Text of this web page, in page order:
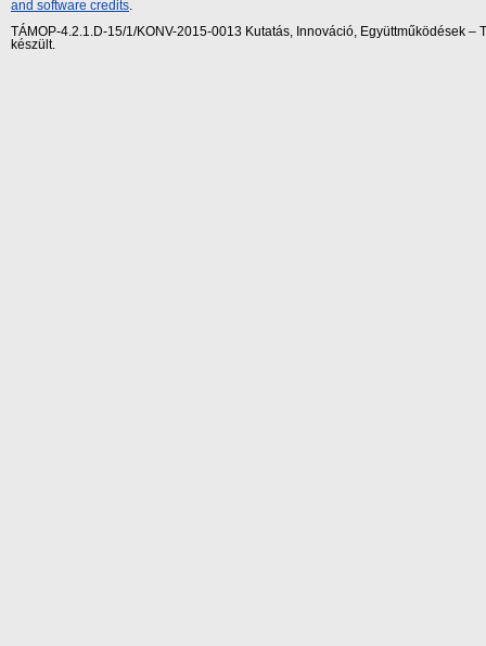
and software credits
TÁMOP-4.2.1.D-15/1/KONV-2015-0013 Kutatás, Innováció, Együttműködések
készült.